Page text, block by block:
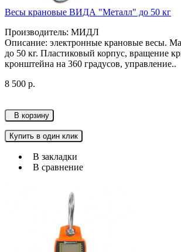
Весы крановые ВИДА "Металл" до 50 кг
Производитель: МИДЛ
Описание: электронные крановые весы.
до 50 кг. Пластиковый корпус, вращение
кронштейна на 360 градусов, управление..
8 500 р.
В корзину
Купить в один клик
В закладки
В сравнение